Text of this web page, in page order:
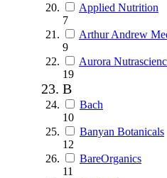
Applied Nutrition
7
Arthur Andrew
9
Aurora
19
B
Bach
10
Banyan Botanicals
12
BareOrganics
11